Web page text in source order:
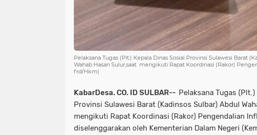
Pelaksana Tugas (Plt.) Kepala Dinas Sosial Provinsi Sulawesi Barat
Wahab Hasan Sulur,saat mengikuti Rapat Koordinasi (Rakor)
frd/Hkm)
KabarDesa. CO. ID SULBAR-- Pelaksana Tugas
Provinsi Sulawesi Barat (Kadinsos Sulbar) Abdul
mengikuti Rapat Koordinasi (Rakor) Pengendalian
diselenggarakan oleh Kementerian Dalam Negeri